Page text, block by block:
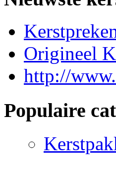
Origineel
http://
Populaire